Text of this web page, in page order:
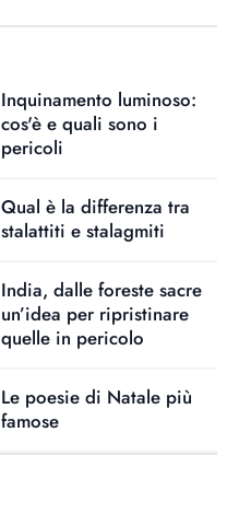
Inquinamento luminoso:
cos'è e quali sono i
pericoli
Qual è la differenza tra
stalattiti e stalagmiti
India, dalle foreste sacre
un’idea per ripristinare
quelle in pericolo
Le poesie di Natale più
famose